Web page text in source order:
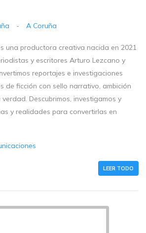
- A Coruña
una productora creativa nacida en 2021
y escritores Arturo Lezcano y
reportajes e investigaciones
de ficción con sello narrativo, ambición
Descubrimos, investigamos y
y realidades para convertirlas en
LEER TODO